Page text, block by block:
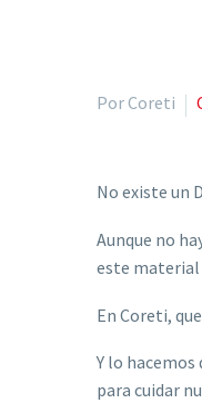
Por Coreti
No existe un
Aunque no
este material
En Coreti,
Y lo
para cuidar